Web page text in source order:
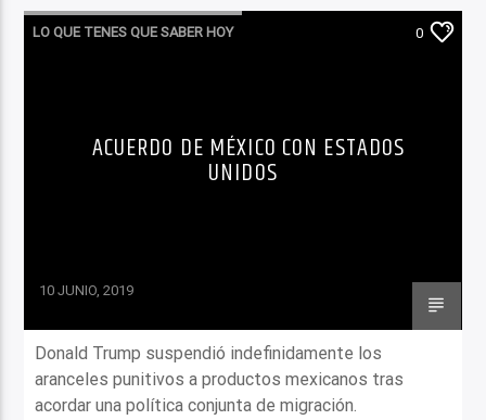
LO QUE TENES QUE SABER HOY 0
ACUERDO DE MÉXICO CON ESTADOS
UNIDOS
10 JUNIO, 2019
Donald Trump suspendió indefinidamente los
aranceles punitivos a productos mexicanos tras
acordar una política conjunta de migración.